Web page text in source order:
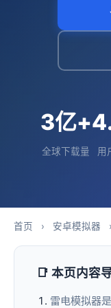
3亿+
全球下载量 用
首页 › 安卓模拟器 ›
📑 本页内容
雷电模拟器